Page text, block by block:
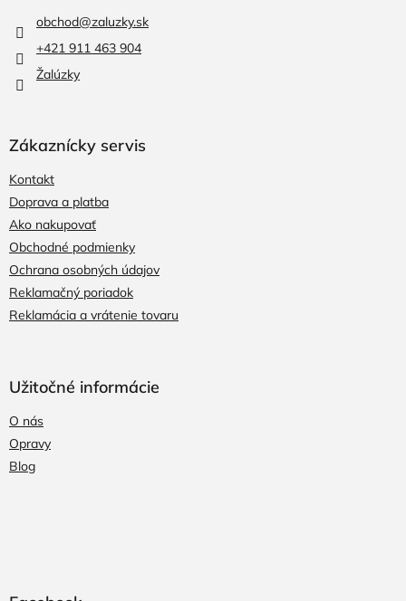
obchod@zaluzky.sk
+421 911 463 904
Žalúzky
Zákaznícky servis
Kontakt
Doprava a platba
Ako nakupovať
Obchodné podmienky
Ochrana osobných údajov
Reklamačný poriadok
Reklamácia a vrátenie tovaru
Užitočné informácie
O nás
Opravy
Blog